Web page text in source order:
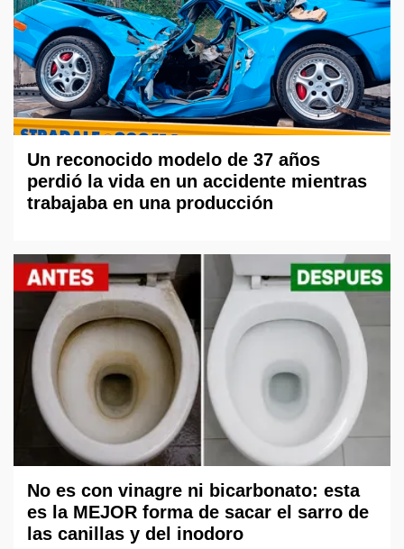
Un reconocido modelo de 37 años
perdió la vida en un accidente mientras
trabajaba en una producción
No es con vinagre ni bicarbonato: esta
es la MEJOR forma de sacar el sarro de
las canillas y del inodoro